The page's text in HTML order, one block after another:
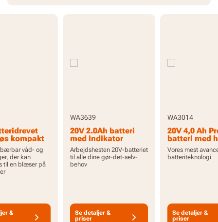
kompakt
- kun
våd- og
der kan
til en blæser på
&
WA3639
20V 2.0Ah batteri
med indikator
Arbejdshesten 20V-batteriet
til alle dine gør-det-selv-
behov
Se detaljer &
priser
WA3014
20V 4,0 Ah
batteri med
kapacitet og
indikator
Vores mest
batteriteknologi
Se detaljer &
priser